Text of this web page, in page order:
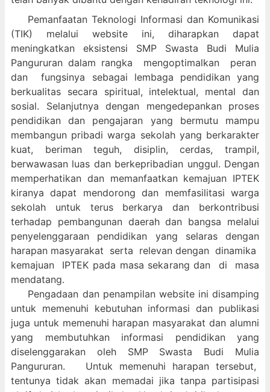
Pemanfaatan Teknologi Informasi dan Komunikasi
(TIK) melalui website ini, diharapkan dapat
meningkatkan eksistensi SMP Swasta Budi Mulia
Pangururan dalam rangka mengoptimalkan peran
dan fungsinya sebagai lembaga pendidikan yang
berkualitas secara spiritual, intelektual, mental dan
sosial. Selanjutnya dengan mengedepankan proses
pendidikan dan pengajaran yang bermutu mampu
membangun pribadi warga sekolah yang berkarakter
kuat, beriman teguh, disiplin, cerdas, trampil,
berwawasan luas dan berkepribadian unggul. Dengan
memperhatikan dan memanfaatkan kemajuan IPTEK
kiranya dapat mendorong dan memfasilitasi warga
sekolah untuk terus berkarya dan berkontribusi
terhadap pembangunan daerah dan bangsa melalui
penyelenggaraan pendidikan yang selaras dengan
harapan masyarakat serta relevan dengan dinamika
kemajuan IPTEK pada masa sekarang dan di masa
mendatang.
Pengadaan dan penampilan website ini disamping
untuk memenuhi kebutuhan informasi dan publikasi
juga untuk memenuhi harapan masyarakat dan alumni
yang membutuhkan informasi pendidikan yang
diselenggarakan oleh SMP Swasta Budi Mulia
Pangururan. Untuk memenuhi harapan tersebut,
tentunya tidak akan memadai jika tanpa partisipasi